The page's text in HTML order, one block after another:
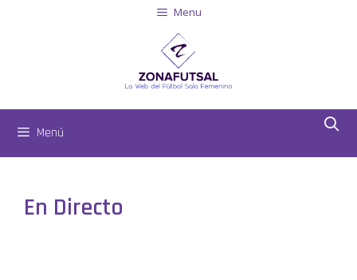
Menu
Menú
En Directo